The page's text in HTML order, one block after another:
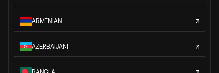
ARMENIAN
AZERBAIJANI